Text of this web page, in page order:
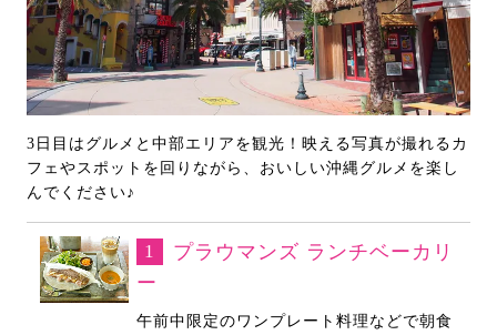
3日目はグルメと中部エリアを観光！映える写真が撮れるカ
フェやスポットを回りながら、おいしい沖縄グルメを楽し
んでください♪
1
プラウマンズ ランチベーカリ
ー
午前中限定のワンプレート料理などで朝食